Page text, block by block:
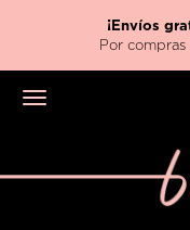
¡Envíos
Por
Toggle navigation